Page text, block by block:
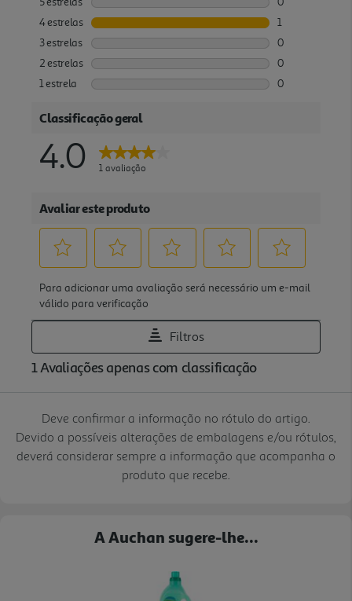
Deve confirmar a informação no rótulo do artigo.
Devido a possíveis alterações de embalagens e/ou rótulos,
deverá considerar sempre a informação que acompanha o
produto que recebe.
A Auchan sugere-lhe...